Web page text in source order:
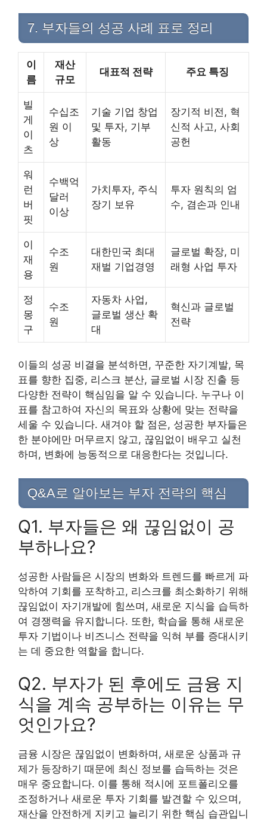
7. 부자들의 성공 사례 표로 정리
이
름
재산
규모
대표적 전략 주요 특징
빌
게
이
츠
수십조
원 이
상
기술 기업 창업
및 투자, 기부
활동
장기적 비전, 혁
신적 사고, 사회
공헌
워
런
버
핏
수백억
달러
이상
가치투자, 주식
장기 보유
투자 원칙의 엄
수, 겸손과 인내
이
재
용
수조
원
대한민국 최대
재벌 기업경영
글로벌 확장, 미
래형 사업 투자
정
몽
구
수조
원
자동차 사업,
글로벌 생산 확
대
혁신과 글로벌
전략
이들의 성공 비결을 분석하면, 꾸준한 자기계발, 목
표를 향한 집중, 리스크 분산, 글로벌 시장 진출 등
다양한 전략이 핵심임을 알 수 있습니다. 누구나 이
표를 참고하여 자신의 목표와 상황에 맞는 전략을
세울 수 있습니다. 새겨야 할 점은, 성공한 부자들은
한 분야에만 머무르지 않고, 끊임없이 배우고 실천
하며, 변화에 능동적으로 대응한다는 것입니다.
Q&A로 알아보는 부자 전략의 핵심
Q1. 부자들은 왜 끊임없이 공
부하나요?
성공한 사람들은 시장의 변화와 트렌드를 빠르게 파
악하여 기회를 포착하고, 리스크를 최소화하기 위해
끊임없이 자기개발에 힘쓰며, 새로운 지식을 습득하
여 경쟁력을 유지합니다. 또한, 학습을 통해 새로운
투자 기법이나 비즈니스 전략을 익혀 부를 증대시키
는 데 중요한 역할을 합니다.
Q2. 부자가 된 후에도 금융 지
식을 계속 공부하는 이유는 무
엇인가요?
금융 시장은 끊임없이 변화하며, 새로운 상품과 규
제가 등장하기 때문에 최신 정보를 습득하는 것은
매우 중요합니다. 이를 통해 적시에 포트폴리오를
조정하거나 새로운 투자 기회를 발견할 수 있으며,
재산을 안전하게 지키고 늘리기 위한 핵심 습관입니